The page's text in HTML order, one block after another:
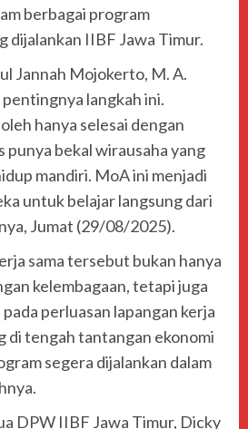
berbagai program
dijalankan IIBF Jawa Timur.
Jannah Mojokerto, M. A.
langkah ini.
hanya selesai dengan
punya bekal wirausaha yang
mandiri. MoA ini menjadi
untuk belajar langsung dari
Jumat (29/08/2025).
sama tersebut bukan hanya
kelembagaan, tetapi juga
perluasan lapangan kerja
di tengah tantangan ekonomi
segera dijalankan dalam
DPW IIBF Jawa Timur, Dicky